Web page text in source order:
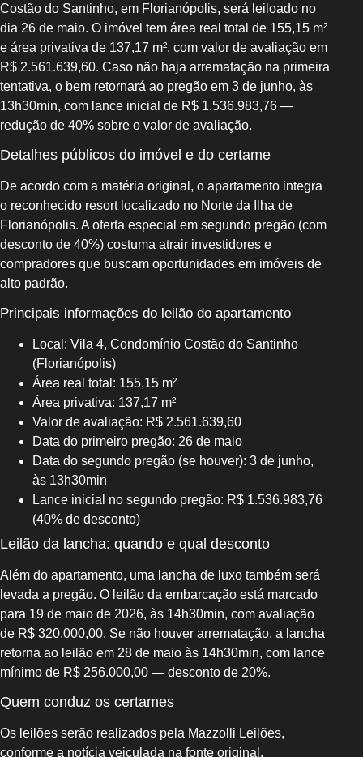
Costão do Santinho, em Florianópolis, será leiloado no
dia 26 de maio. O imóvel tem área real total de 155,15 m²
e área privativa de 137,17 m², com valor de avaliação em
R$ 2.561.639,60. Caso não haja arrematação na primeira
tentativa, o bem retornará ao pregão em 3 de junho, às
13h30min, com lance inicial de R$ 1.536.983,76 —
redução de 40% sobre o valor de avaliação.
Detalhes públicos do imóvel e do certame
De acordo com a matéria original, o apartamento integra
o reconhecido resort localizado no Norte da Ilha de
Florianópolis. A oferta especial em segundo pregão (com
desconto de 40%) costuma atrair investidores e
compradores que buscam oportunidades em imóveis de
alto padrão.
Principais informações do leilão do apartamento
Local: Vila 4, Condomínio Costão do Santinho
(Florianópolis)
Área real total: 155,15 m²
Área privativa: 137,17 m²
Valor de avaliação: R$ 2.561.639,60
Data do primeiro pregão: 26 de maio
Data do segundo pregão (se houver): 3 de junho,
às 13h30min
Lance inicial no segundo pregão: R$ 1.536.983,76
(40% de desconto)
Leilão da lancha: quando e qual desconto
Além do apartamento, uma lancha de luxo também será
levada a pregão. O leilão da embarcação está marcado
para 19 de maio de 2026, às 14h30min, com avaliação
de R$ 320.000,00. Se não houver arrematação, a lancha
retorna ao leilão em 28 de maio às 14h30min, com lance
mínimo de R$ 256.000,00 — desconto de 20%.
Quem conduz os certames
Os leilões serão realizados pela Mazzolli Leilões,
conforme a notícia veiculada na fonte original.